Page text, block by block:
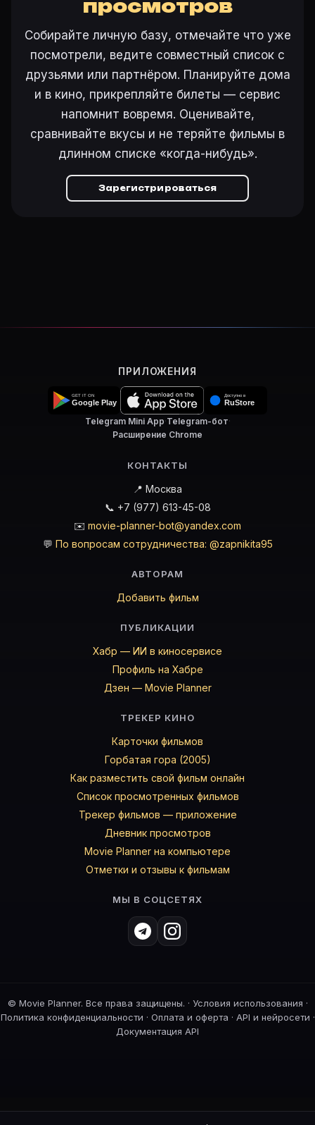
просмотров
Собирайте личную базу, отмечайте что уже
посмотрели, ведите совместный список с
друзьями или партнёром. Планируйте дома
и в кино, прикрепляйте билеты — сервис
напомнит вовремя. Оценивайте,
сравнивайте вкусы и не теряйте фильмы в
длинном списке «когда-нибудь».
Зарегистрироваться
ПРИЛОЖЕНИЯ
Telegram Mini App·Telegram-бот·
Расширение Chrome
КОНТАКТЫ
📍 Москва
📞 +7 (977) 613-45-08
✉️ movie-planner-bot@yandex.com
💬 По вопросам сотрудничества: @zapnikita95
АВТОРАМ
Добавить фильм
ПУБЛИКАЦИИ
Хабр — ИИ в киносервисе
Профиль на Хабре
Дзен — Movie Planner
ТРЕКЕР КИНО
Карточки фильмов
Горбатая гора (2005)
Как разместить свой фильм онлайн
Список просмотренных фильмов
Трекер фильмов — приложение
Дневник просмотров
Movie Planner на компьютере
Отметки и отзывы к фильмам
МЫ В СОЦСЕТЯХ
© Movie Planner. Все права защищены. · Условия использования ·
Политика конфиденциальности · Оплата и оферта · API и нейросети ·
Документация API